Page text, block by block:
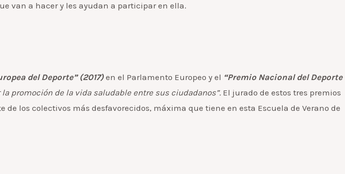
van a hacer y les ayudan a participar en ella.
del Deporte” (2017)en el Parlamento Europeo y el “Premio Nacional del Deporte
promoción de la vida saludable entre sus ciudadanos”. El jurado de estos tres premios
los colectivos más desfavorecidos, máxima que tiene en esta Escuela de Verano de